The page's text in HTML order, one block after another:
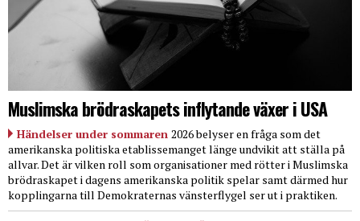
Muslimska brödraskapets inflytande växer i USA
Händelser under sommaren 2026 belyser en fråga som det
amerikanska politiska etablissemanget länge undvikit att ställa på
allvar. Det är vilken roll som organisationer med rötter i Muslimska
brödraskapet i dagens amerikanska politik spelar samt därmed hur
kopplingarna till Demokraternas vänsterflygel ser ut i praktiken.